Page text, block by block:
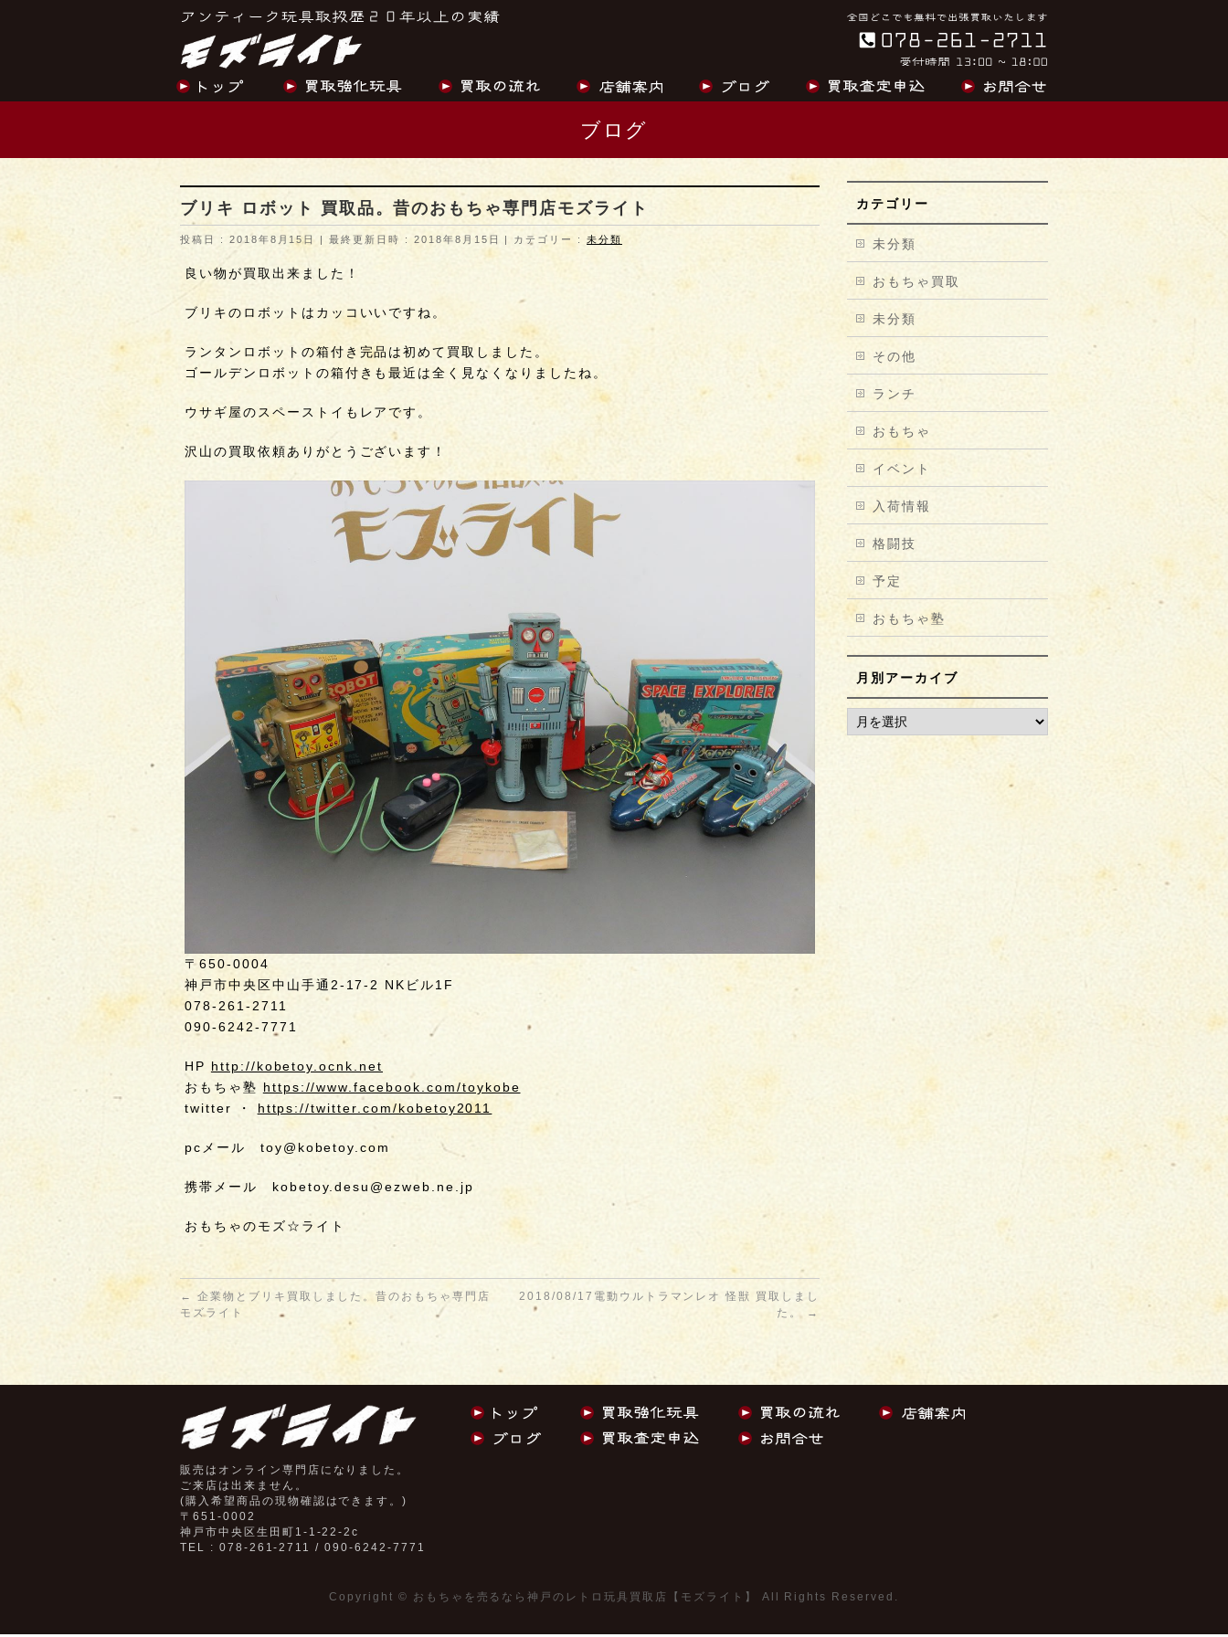
ブログ
ブリキ ロボット 買取品。昔のおもちゃ専門店モズライト
投稿日 : 2018年8月15日 最終更新日時 : 2018年8月15日 カテゴリー :未分類
良い物が買取出来ました！
ブリキのロボットはカッコいいですね。
ランタンロボットの箱付き完品は初めて買取しました。
ゴールデンロボットの箱付きも最近は全く見なくなりましたね。
ウサギ屋のスペーストイもレアです。
沢山の買取依頼ありがとうございます！
〒650-0004
神戸市中央区中山手通2-17-2 NKビル1F
078-261-2711
090-6242-7771
HP http://kobetoy.ocnk.net
おもちゃ塾 https://www.facebook.com/toykobe
twitter ・ https://twitter.com/kobetoy2011
pcメール toy@kobetoy.com
携帯メール kobetoy.desu@ezweb.ne.jp
おもちゃのモズ☆ライト
←
企業物とブリキ買取しました。昔のおもちゃ専門店
モズライト
2018/08/17電動ウルトラマンレオ 怪獣 買取しまし
た。
→
カテゴリー
未分類
おもちゃ買取
未分類
その他
ランチ
おもちゃ
イベント
入荷情報
格闘技
予定
おもちゃ塾
月別アーカイブ
販売はオンライン専門店になりました。
ご来店は出来ません。
(購入希望商品の現物確認はできます。)
〒651-0002
神戸市中央区生田町1-1-22-2c
TEL : 078-261-2711 / 090-6242-7771
Copyright © おもちゃを売るなら神戸のレトロ玩具買取店【モズライト】 All Rights Reserved.